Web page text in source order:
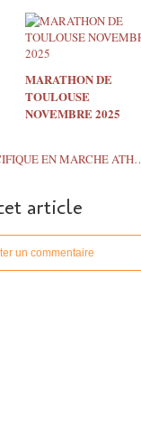
MARATHON DE
TOULOUSE
NOVEMBRE 2025
ENDURANCE
article
un commentaire